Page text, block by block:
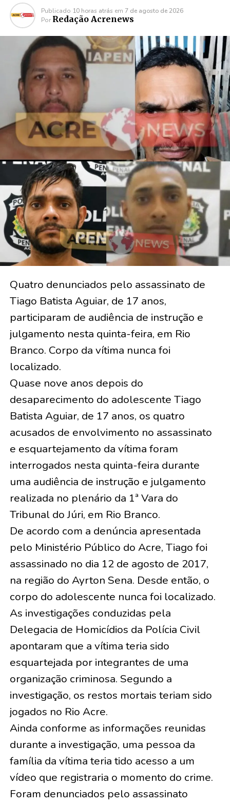
Publicado 10 horas atrás em 7 de agosto de 2026
Por Redação Acrenews
Quatro denunciados pelo assassinato de
Tiago Batista Aguiar, de 17 anos,
participaram de audiência de instrução e
julgamento nesta quinta-feira, em Rio
Branco. Corpo da vítima nunca foi
localizado.
Quase nove anos depois do
desaparecimento do adolescente Tiago
Batista Aguiar, de 17 anos, os quatro
acusados de envolvimento no assassinato
e esquartejamento da vítima foram
interrogados nesta quinta-feira durante
uma audiência de instrução e julgamento
realizada no plenário da 1ª Vara do
Tribunal do Júri, em Rio Branco.
De acordo com a denúncia apresentada
pelo Ministério Público do Acre, Tiago foi
assassinado no dia 12 de agosto de 2017,
na região do Ayrton Sena. Desde então, o
corpo do adolescente nunca foi localizado.
As investigações conduzidas pela
Delegacia de Homicídios da Polícia Civil
apontaram que a vítima teria sido
esquartejada por integrantes de uma
organização criminosa. Segundo a
investigação, os restos mortais teriam sido
jogados no Rio Acre.
Ainda conforme as informações reunidas
durante a investigação, uma pessoa da
família da vítima teria tido acesso a um
vídeo que registraria o momento do crime.
Foram denunciados pelo assassinato